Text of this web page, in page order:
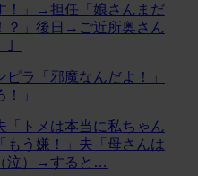
！」→担任「娘さんまだ
？」後日→ご近所奥さん
ラ「邪魔なんだよ！」
」
「トメは本当に私ちゃん
もう嫌！」夫「母さんは
泣）→すると…